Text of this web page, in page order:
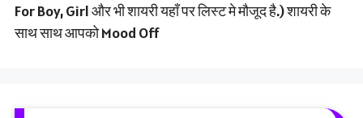
For Boy, Girl और भी शायरी यहाँ पर लिस्ट मे मौजूद है.) शायरी के
साथ साथ आपको Mood Off